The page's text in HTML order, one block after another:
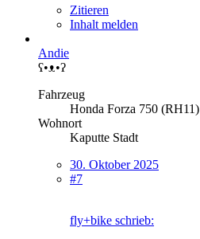
Zitieren
Inhalt melden
Andie
ʕ•ᴥ•ʔ
Fahrzeug
Honda Forza 750 (RH11)
Wohnort
Kaputte Stadt
30. Oktober 2025
#7
fly+bike schrieb: